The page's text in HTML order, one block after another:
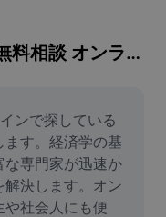
その他の情報 経済学 宿題 無料相談 オンライン
ンで探している
す。経済学の基
専門家が迅速か
決します。オン
や社会人にも便